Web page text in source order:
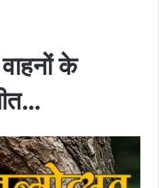
वाहनों के